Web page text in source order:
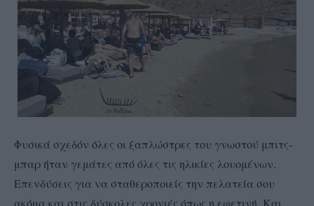
Φυσικά σχεδόν όλες οι ξαπλώστρες του γνωστού μπιτς-
μπαρ ήταν γεμάτες από όλες τις ηλικίες λουομένων.
Επενδύσεις για να σταθεροποιείς την πελατεία σου
ακόμα και στις δύσκολες χρονιές όπως η εφετινή. Και